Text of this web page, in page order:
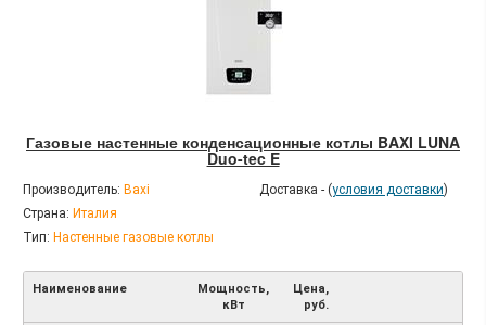
Газовые настенные конденсационные котлы BAXI LUNA
Duo-tec E
Производитель: Baxi
Страна: Италия
Тип: Настенные газовые котлы
Доставка - (условия доставки)
Наименование
Мощность,
кВт
Цена,
руб.